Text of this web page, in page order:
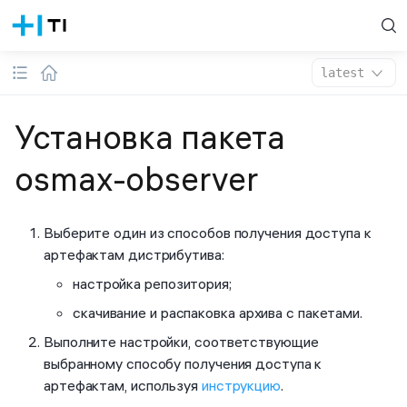
latest
Установка пакета
osmax-observer
Выберите один из способов получения доступа к
артефактам дистрибутива:
настройка репозитория;
скачивание и распаковка архива с пакетами.
Выполните настройки, соответствующие
выбранному способу получения доступа к
артефактам, используя инструкцию.